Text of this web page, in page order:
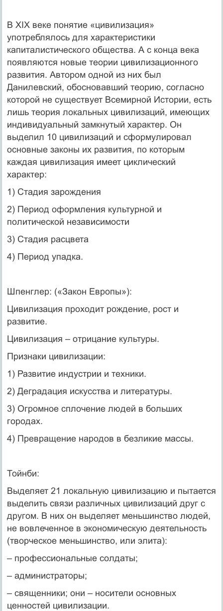
В XIX веке понятие «цивилизация»
употреблялось для характеристики
капиталистического общества. А с конца века
появляются новые теории цивилизационного
развития. Автором одной из них был
Данилевский, обосновавший теорию, согласно
которой не существует Всемирной Истории, есть
лишь теория локальных цивилизаций, имеющих
индивидуальный замкнутый характер. Он
выделил 10 цивилизаций и сформулировал
основные законы их развития, по которым
каждая цивилизация имеет циклический
характер:
1) Стадия зарождения
2) Период оформления культурной и
политической независимости
3) Стадия расцвета
4) Период упадка.
Шпенглер: («Закон Европы»):
Цивилизация проходит рождение, рост и
развитие.
Цивилизация – отрицание культуры.
Признаки цивилизации:
1) Развитие индустрии и техники.
2) Деградация искусства и литературы.
3) Огромное сплочение людей в больших
городах.
4) Превращение народов в безликие массы.
Тойнби:
Выделяет 21 локальную цивилизацию и пытается
выделить связи различных цивилизаций друг с
другом. В них он выделяет меньшинство людей,
не вовлеченное в экономическую деятельность
(творческое меньшинство, или элита):
– профессиональные солдаты;
– администраторы;
– священники; они – носители основных
ценностей цивилизации.